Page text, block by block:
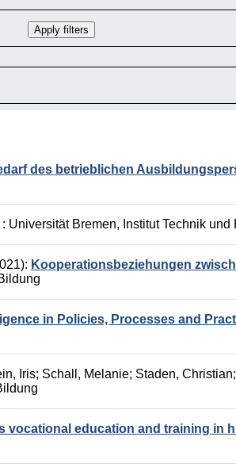
des betrieblichen
: Universität Bremen, Institut Technik und
Kooperationsbeziehungen
in Policies, Processes and
Iris; Schall, Melanie; Staden, Christian;
education and training in